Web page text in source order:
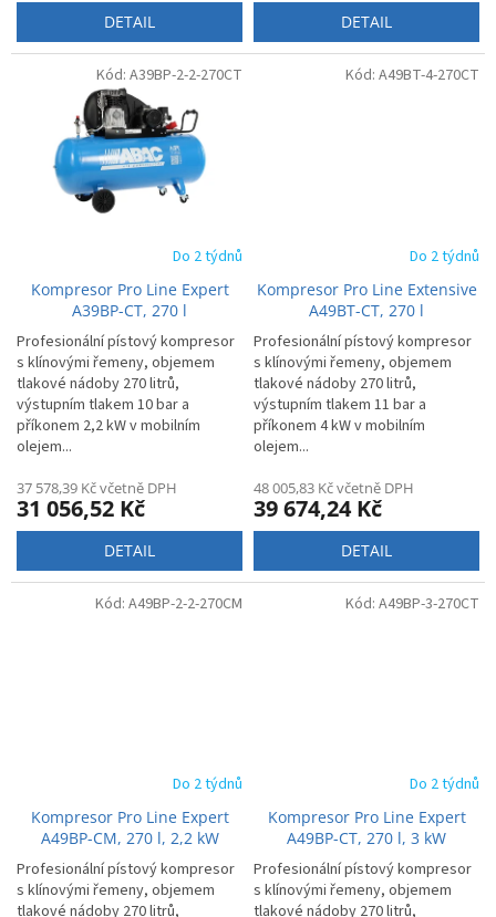
DETAIL DETAIL
Do 2 týdnů
Kompresor Pro Line Expert
A39BP-CT, 270 l
Profesionální pístový kompresor
s klínovými řemeny, objemem
tlakové nádoby 270 litrů,
výstupním tlakem 10 bar a
příkonem 2,2 kW v mobilním
olejem...
37 578,39 Kč včetně DPH
31 056,52 Kč
DETAIL
Kód: A39BP-2-2-270CT
Do 2 týdnů
Kompresor Pro Line Extensive
A49BT-CT, 270 l
Profesionální pístový kompresor
s klínovými řemeny, objemem
tlakové nádoby 270 litrů,
výstupním tlakem 11 bar a
příkonem 4 kW v mobilním
olejem...
48 005,83 Kč včetně DPH
39 674,24 Kč
DETAIL
Kód: A49BT-4-270CT
Do 2 týdnů
Kompresor Pro Line Expert
A49BP-CM, 270 l, 2,2 kW
Profesionální pístový kompresor
s klínovými řemeny, objemem
tlakové nádoby 270 litrů,
Kód: A49BP-2-2-270CM
Do 2 týdnů
Kompresor Pro Line Expert
A49BP-CT, 270 l, 3 kW
Profesionální pístový kompresor
s klínovými řemeny, objemem
tlakové nádoby 270 litrů,
Kód: A49BP-3-270CT